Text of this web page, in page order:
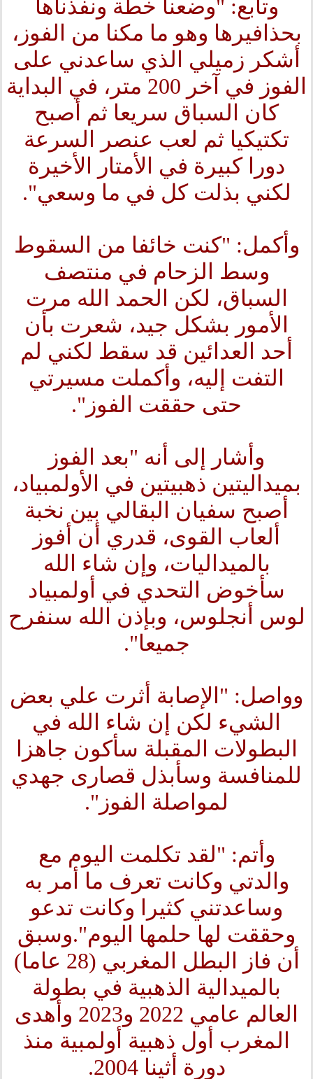
وتابع: "وضعنا خطة ونفذناها
بحذافيرها وهو ما مكنا من الفوز،
أشكر زميلي الذي ساعدني على
الفوز في آخر 200 متر، في البداية
كان السباق سريعا ثم أصبح
تكتيكيا ثم لعب عنصر السرعة
دورا كبيرة في الأمتار الأخيرة
لكني بذلت كل في ما وسعي".
وأكمل: "كنت خائفا من السقوط
وسط الزحام في منتصف
السباق، لكن الحمد الله مرت
الأمور بشكل جيد، شعرت بأن
أحد العدائين قد سقط لكني لم
التفت إليه، وأكملت مسيرتي
حتى حققت الفوز".
وأشار إلى أنه "بعد الفوز
بميداليتين ذهبيتين في الأولمبياد،
أصبح سفيان البقالي بين نخبة
ألعاب القوى، قدري أن أفوز
بالميداليات، وإن شاء الله
سأخوض التحدي في أولمبياد
لوس أنجلوس، وبإذن الله سنفرح
جميعا".
وواصل: "الإصابة أثرت علي بعض
الشيء لكن إن شاء الله في
البطولات المقبلة سأكون جاهزا
للمنافسة وسأبذل قصارى جهدي
لمواصلة الفوز".
وأتم: "لقد تكلمت اليوم مع
والدتي وكانت تعرف ما أمر به
وساعدتني كثيرا وكانت تدعو
وحققت لها حلمها اليوم".وسبق
أن فاز البطل المغربي (28 عاما)
بالميدالية الذهبية في بطولة
العالم عامي 2022 و2023 وأهدى
المغرب أول ذهبية أولمبية منذ
دورة أثينا 2004.